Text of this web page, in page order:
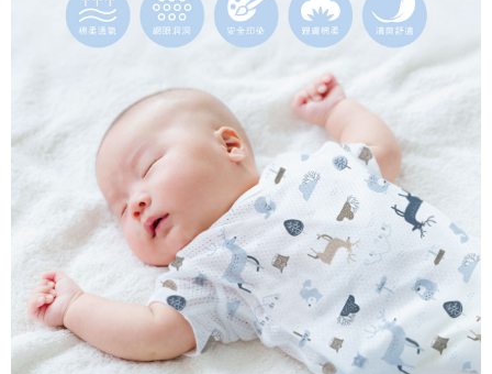
１．簡單：不需註冊會員、不需綁卡、不需儲值。
２．便利：只要手機號碼，簡訊認證，即可結帳。
３．安心：先確認商品／服務後，再付款。
【「AFTEE先享後付」結帳流程】
１．於結帳方式選擇「AFTEE先享後付」後，將跳轉至「AFTEE先享後付」
結帳頁面，進行簡訊認證並確認金額後，即可完成結帳。
２．訂單成立數日內，您將收到繳費通知簡訊。
３．收到繳費通知簡訊後14天內，點擊此簡訊中的連結，可透過四大超商／
ATM／網路銀行／等多元方式進行付款，方視為交易完成。
※ 請注意：結帳手續完成當下不需立刻繳費，但若您需要取消訂單，請聯絡
購買商品的店家。未經商家同意取消之訂單仍視為有效，需透過AFTEE先享
後付繳納相關費用。
※ 交易是否成功請以「AFTEE先享後付 」之結帳頁面顯示為準，若有關於
是否繳費成功／繳費後需取消欲退款等相關疑問，請聯繫「AFTEE先享後付
客戶支援中心」
https://netprotections.freshdesk.com/support/home
【注意事項】
１．透過由恩沛科技股份有限公司提供之「AFTEE先享後付」服務完成之交
運送方式
每筆NT$150，滿NT$799(含以上)免運費
7-11取貨付款
每筆NT$150，滿NT$799(含以上)免運費
宅配
每筆NT$150，滿NT$1,299(含以上)免運費